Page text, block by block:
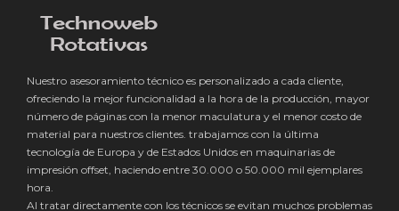
Nuestro asesoramiento técnico es personalizado a cada cliente,
ofreciendo la mejor funcionalidad a la hora de la producción, mayor
número de páginas con la menor maculatura y el menor costo de
material para nuestros clientes. trabajamos con la última
tecnología de Europa y de Estados Unidos en maquinarias de
impresión offset, haciendo entre 30.000 o 50.000 mil ejemplares
hora.
Al tratar directamente con los técnicos se evitan muchos problemas